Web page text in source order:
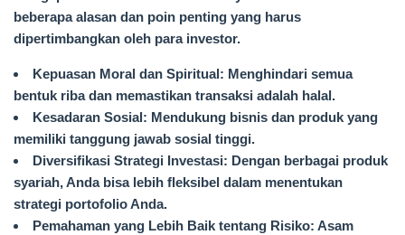
beberapa alasan dan poin penting yang harus
dipertimbangkan oleh para investor.
Kepuasan Moral dan Spiritual: Menghindari semua
bentuk riba dan memastikan transaksi adalah halal.
Kesadaran Sosial: Mendukung bisnis dan produk yang
memiliki tanggung jawab sosial tinggi.
Diversifikasi Strategi Investasi: Dengan berbagai produk
syariah, Anda bisa lebih fleksibel dalam menentukan
strategi portofolio Anda.
Pemahaman yang Lebih Baik tentang Risiko: Asam